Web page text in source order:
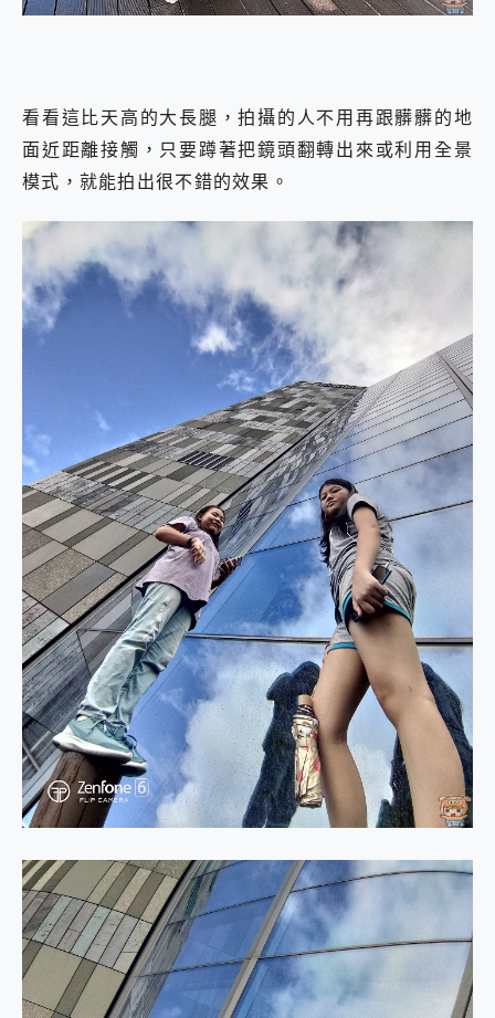
看看這比天高的大長腿，拍攝的人不用再跟髒髒的地
面近距離接觸，只要蹲著把鏡頭翻轉出來或利用全景
模式，就能拍出很不錯的效果。